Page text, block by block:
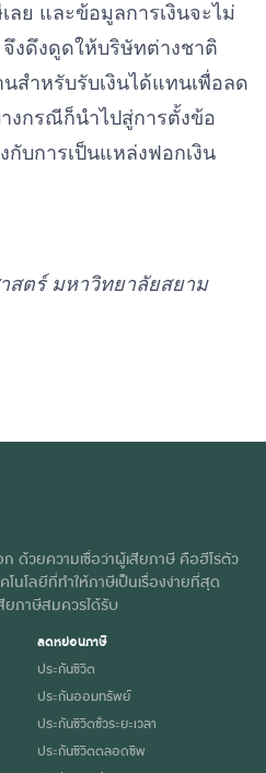
ลย และข้อมูลการเงินจะไม่
งดึงดูดให้บริษัทต่างชาติ
สำหรับรับเงินได้แทนเพื่อลด
งกรณีก็นำไปสู่การตั้งข้อ
กับการเป็นแหล่งฟอกเงิน
สตร์ มหาวิทยาลัยสยาม
ด้วยความเชื่อว่าผู้เสียภาษี คือฮีโร่ตัว
โนโลยีที่ทำให้ภาษีเป็นเรื่องง่ายที่สุด
ภาษีสมควรได้รับ
ลดหย่อนภาษี
ประกันชีวิต
ประกันออมทรัพย์
ประกันชีวิตชั่วระยะเวลา
ประกันชีวิตตลอดชีพ